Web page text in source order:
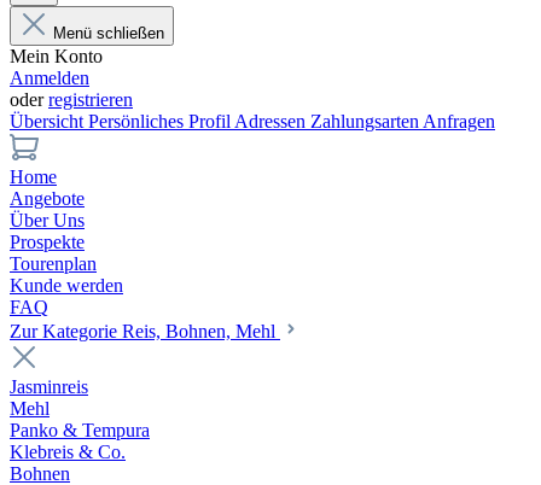
Menü schließen
Mein Konto
Anmelden
oderregistrieren
Übersicht Persönliches Profil Adressen Zahlungsarten Anfragen
Home
Angebote
Über Uns
Prospekte
Tourenplan
Kunde werden
FAQ
Zur Kategorie Reis, Bohnen, Mehl
Jasminreis
Mehl
Panko & Tempura
Klebreis & Co.
Bohnen